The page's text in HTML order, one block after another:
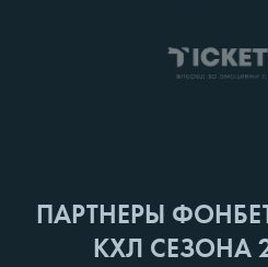
ПАРТНЕРЫ
КХЛ СЕЗОНА